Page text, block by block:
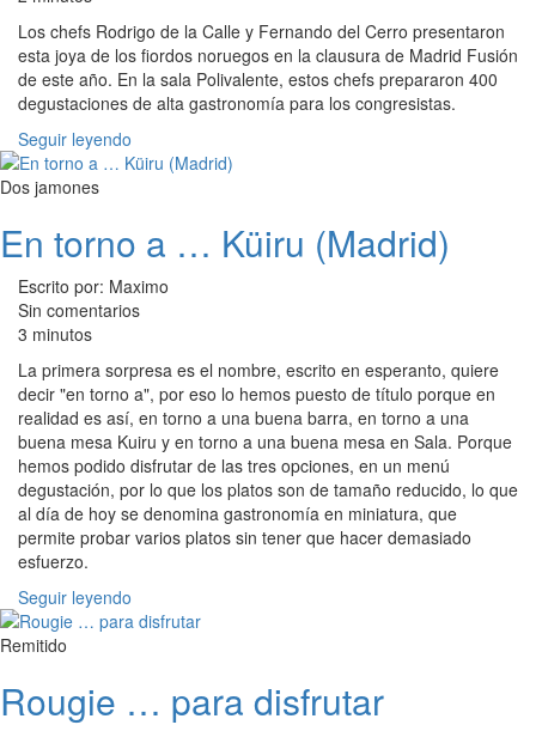
Los chefs Rodrigo de la Calle y Fernando del Cerro presentaron
esta joya de los fiordos noruegos en la clausura de Madrid Fusión
de este año. En la sala Polivalente, estos chefs prepararon 400
degustaciones de alta gastronomía para los congresistas.
Seguir leyendo
Dos jamones
En torno a … Küiru (Madrid)
Escrito por: Maximo
Sin comentarios
3 minutos
La primera sorpresa es el nombre, escrito en esperanto, quiere
decir "en torno a", por eso lo hemos puesto de título porque en
realidad es así, en torno a una buena barra, en torno a una
buena mesa Kuiru y en torno a una buena mesa en Sala. Porque
hemos podido disfrutar de las tres opciones, en un menú
degustación, por lo que los platos son de tamaño reducido, lo que
al día de hoy se denomina gastronomía en miniatura, que
permite probar varios platos sin tener que hacer demasiado
esfuerzo.
Seguir leyendo
Remitido
Rougie … para disfrutar